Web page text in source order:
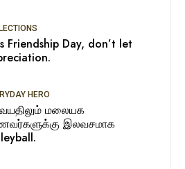
Friendship Day, don’t let
HERO
மலையக
இலவசமாக